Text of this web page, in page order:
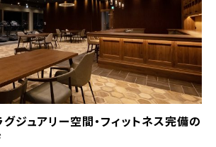
ジュアリー空間・フィットネス完備の